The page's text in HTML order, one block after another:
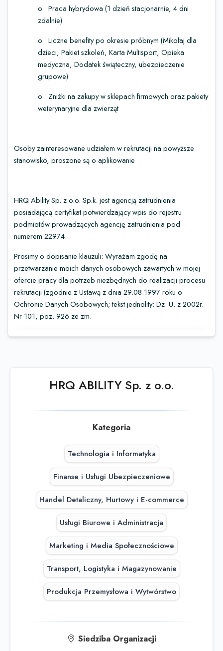
o
Praca hybrydowa (1 dzień stacjonarnie, 4 dni
zdalnie)
o
Liczne benefity po okresie próbnym (Mikołaj dla
dzieci, Pakiet szkoleń, Karta Multisport, Opieka
medyczna, Dodatek świąteczny, ubezpieczenie
grupowe)
o
Zniżki na zakupy w sklepach firmowych oraz pakiety
weterynaryjne dla zwierząt
Osoby zainteresowane udziałem w rekrutacji na powyższe
stanowisko, proszone są o aplikowanie
HRQ Ability Sp. z o.o. Sp.k. jest agencją zatrudnienia
posiadającą certyfikat potwierdzający wpis do rejestru
podmiotów prowadzących agencję zatrudnienia pod
numerem 22974.
Prosimy o dopisanie klauzuli: Wyrażam zgodę na
przetwarzanie moich danych osobowych zawartych w mojej
ofercie pracy dla potrzeb niezbędnych do realizacji procesu
rekrutacji (zgodnie z Ustawą z dnia 29.08.1997 roku o
Ochronie Danych Osobowych; tekst jednolity: Dz. U. z 2002r.
Nr 101, poz. 926 ze zm.
HRQ ABILITY Sp. z o.o.
Kategoria
Technologia i Informatyka
Finanse i Usługi Ubezpieczeniowe
Handel Detaliczny, Hurtowy i E-commerce
Usługi Biurowe i Administracja
Marketing i Media Społecznościowe
Transport, Logistyka i Magazynowanie
Produkcja Przemysłowa i Wytwórstwo
Siedziba Organizacji